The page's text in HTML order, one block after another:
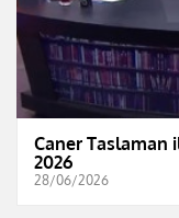
Caner Taslaman
2026
28/06/2026